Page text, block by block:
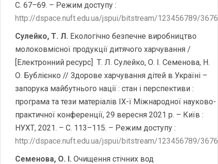
С. 67–69. – Режим доступу :
http://dspace.nuft.edu.ua/jspui/bitstream/123456789/
Сулейко, Т. Л. Екологічно безпечне виробництво
молоковмісної продукції дитячого харчування /
[Електронний ресурс] Т. Л. Сулейко, О. І. Семенова, Н.
О. Бублієнко // Здорове харчування дітей в Україні –
запорука майбутнього нації : стан і перспективи :
програма та тези матеріалів ІХ-ї Міжнародної науково-
практичної конференції, 29 вересня 2021 р. – Київ :
НУХТ, 2021. – С. 113–115. – Режим доступу :
http://dspace.nuft.edu.ua/jspui/bitstream/123456789/
Семенова, О. І. Очищення стічних вод